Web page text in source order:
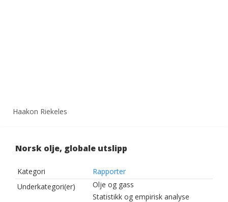
Haakon Riekeles
Norsk olje, globale utslipp
Kategori
Rapporter
Underkategori(er)
Olje og gass
Statistikk og empirisk analyse